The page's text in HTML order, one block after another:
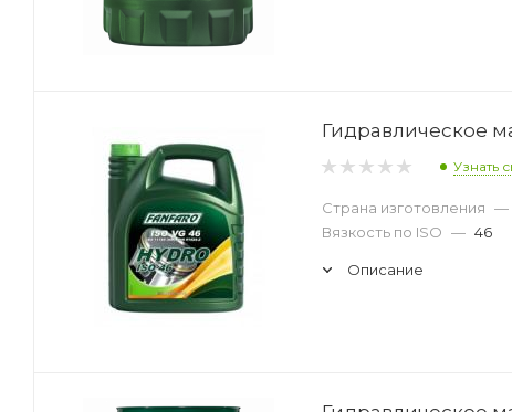
Гидравлическое
Узнать
Страна изготовления —
Вязкость по ISO — 46
Описание